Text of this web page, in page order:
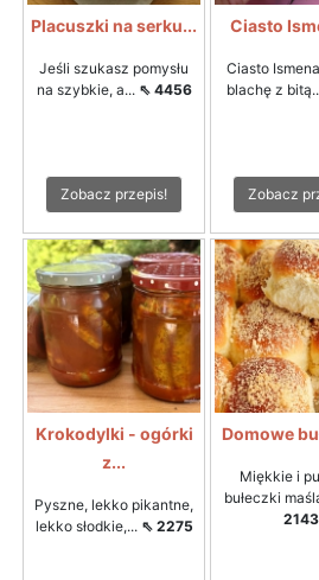
Placuszki na serku...
Jeśli szukasz pomysłu
na szybkie, a... ⇖ 4456
Zobacz przepis!
Ciasto
Ciasto
blachę z
Zobacz
Krokodylki - ogórki
z...
Pyszne, lekko pikantne,
lekko słodkie,... ⇖ 2275
Domowe
Miękkie i
bułeczki
2143